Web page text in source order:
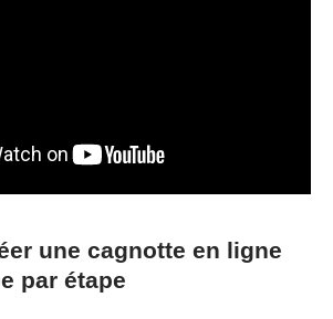
une cagnotte en ligne
par étape